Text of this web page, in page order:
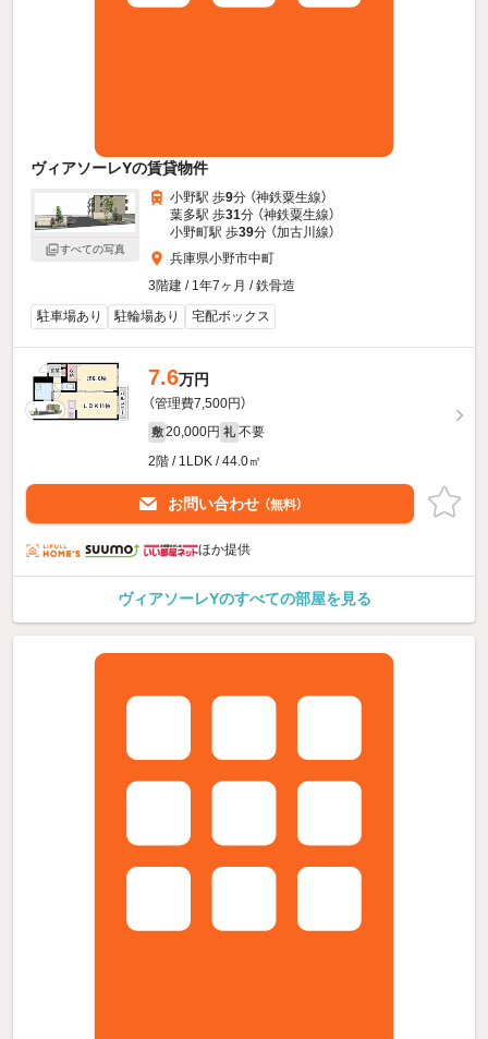
ヴィアソーレYの賃貸物件
すべての写真
小野駅 歩9分 （神鉄粟生線）
葉多駅 歩31分 （神鉄粟生線）
小野町駅 歩39分 （加古川線）
兵庫県小野市中町
3階建 / 1年7ヶ月 / 鉄骨造
駐車場あり
駐輪場あり 宅配ボックス
7.6万円
（管理費7,500円）
敷 20,000円 礼 不要
2階 / 1LDK / 44.0㎡
お問い合わせ （無料）
ほか提供
ヴィアソーレYのすべての部屋を見る